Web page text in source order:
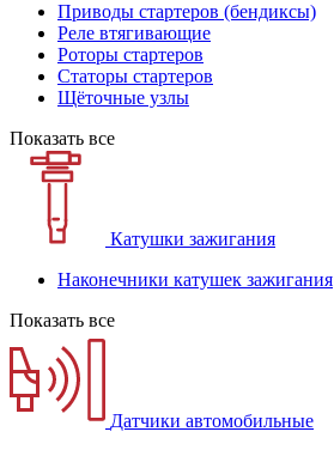
Приводы стартеров (бендиксы)
Реле втягивающие
Роторы стартеров
Статоры стартеров
Щёточные узлы
Показать все
Катушки зажигания
Наконечники катушек зажигания
Показать все
Датчики автомобильные